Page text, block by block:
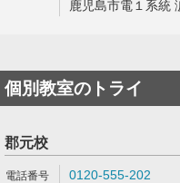
鹿児島市電１系統
個別教室のトライ
郡元校
0120-555-202